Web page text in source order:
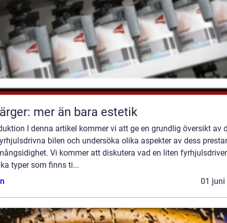
mer än bara estetik
I denna artikel kommer vi att ge en grundlig översikt av
bilen och undersöka olika aspekter av dess
Vi kommer att diskutera vad en liten
typer som finns ti...
01 juni